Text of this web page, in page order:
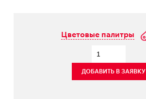
Цветовые палитры
ДОБАВИТЬ В ЗАЯВКУ